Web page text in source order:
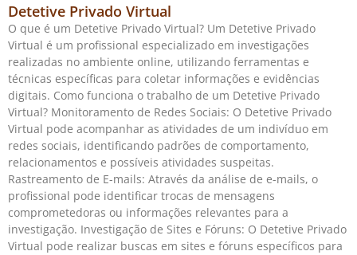
Detetive Privado Virtual
O que é um Detetive Privado Virtual? Um Detetive Privado
Virtual é um profissional especializado em investigações
realizadas no ambiente online, utilizando ferramentas e
técnicas específicas para coletar informações e evidências
digitais. Como funciona o trabalho de um Detetive Privado
Virtual? Monitoramento de Redes Sociais: O Detetive Privado
Virtual pode acompanhar as atividades de um indivíduo em
redes sociais, identificando padrões de comportamento,
relacionamentos e possíveis atividades suspeitas.
Rastreamento de E-mails: Através da análise de e-mails, o
profissional pode identificar trocas de mensagens
comprometedoras ou informações relevantes para a
investigação. Investigação de Sites e Fóruns: O Detetive Privado
Virtual pode realizar buscas em sites e fóruns específicos para